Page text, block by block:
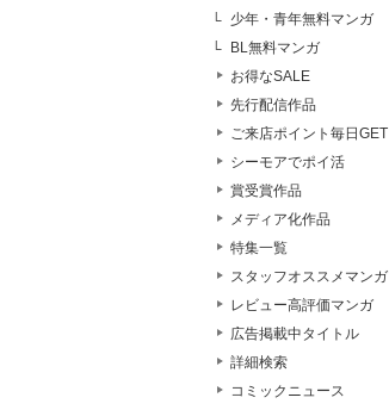
少年・青年無料マンガ
BL無料マンガ
お得なSALE
先行配信作品
ご来店ポイント毎日GET
シーモアでポイ活
賞受賞作品
メディア化作品
特集一覧
スタッフオススメマンガ
レビュー高評価マンガ
広告掲載中タイトル
詳細検索
コミックニュース